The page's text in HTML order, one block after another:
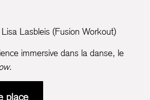
Lasbleis (Fusion Workout)
immersive dans la danse, le
.
place